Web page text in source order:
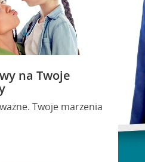
na Twoje
Twoje marzenia